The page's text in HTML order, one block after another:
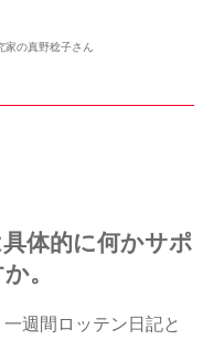
の真野稔子さん
体的に何かサポ
。
週間ロッテン日記と